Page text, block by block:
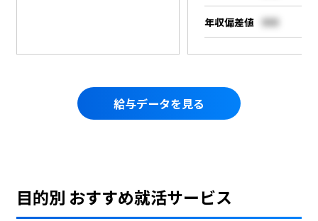
年収偏差値 000
給与データを見る
目的別 おすすめ就活サービス